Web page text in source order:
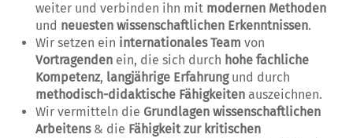
weiter und verbinden ihn mit modernen Methoden
und neuesten wissenschaftlichen Erkenntnissen.
Wir setzen ein internationales Team von
Vortragenden ein, die sich durch hohe fachliche
Kompetenz, langjährige Erfahrungund durch
methodisch-didaktische Fähigkeiten auszeichnen.
Wir vermitteln die Grundlagen wissenschaftlichen
Arbeitens& die Fähigkeit zur kritischen